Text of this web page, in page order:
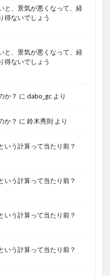
と、景気が悪くなって、経
得ないでしょう
と、景気が悪くなって、経
得ないでしょう
か？ に dabo_gc より
か？ に 鈴木秀則 より
いう計算って当たり前？
いう計算って当たり前？
いう計算って当たり前？
いう計算って当たり前？